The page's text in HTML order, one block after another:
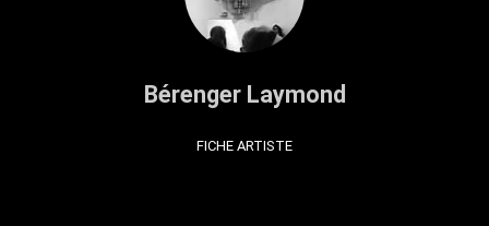
Bérenger Laymond
FICHE ARTISTE